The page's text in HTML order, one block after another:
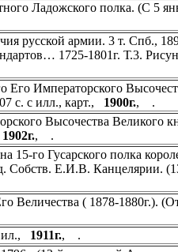
Ладожского полка. (С 5
русской армии. 3 т. Спб.,
1725-1801г. Т.3.
Его Императорского
с. с илл., карт., 1900г., .
Высочества Великого
1902г., .
го Гусарского полка
Собств. Е.И.В. Канцелярии.
Величества ( 1878-1880г.).
1911г., .